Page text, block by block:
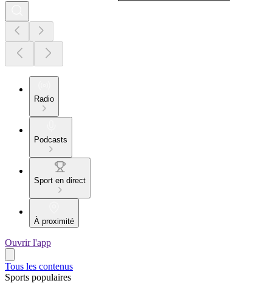
Radio
Podcasts
Sport en direct
À proximité
Ouvrir l'app
Tous les contenus
Sports populaires